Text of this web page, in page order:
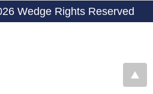
Wedge Rights Reserved